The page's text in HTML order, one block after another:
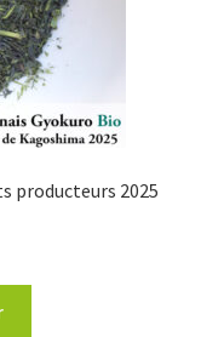
producteurs 2025